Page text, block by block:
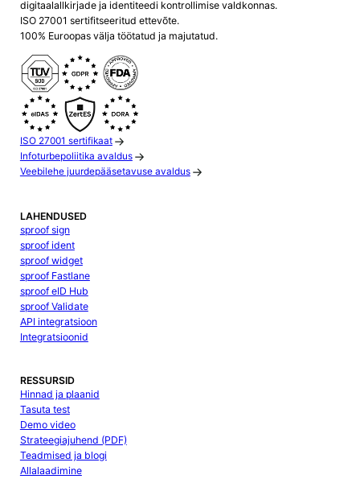
digitaalallkirjade ja identiteedi kontrollimise valdkonnas.
ISO 27001 sertifitseeritud ettevõte.
100% Euroopas välja töötatud ja majutatud.
ISO 27001 sertifikaat
Infoturbepoliitika avaldus
Veebilehe juurdepääsetavuse avaldus
LAHENDUSED
sproof sign
sproof ident
sproof widget
sproof Fastlane
sproof eID Hub
sproof Validate
API integratsioon
Integratsioonid
RESSURSID
Hinnad ja plaanid
Tasuta test
Demo video
Strateegiajuhend (PDF)
Teadmised ja blogi
Allalaadimine